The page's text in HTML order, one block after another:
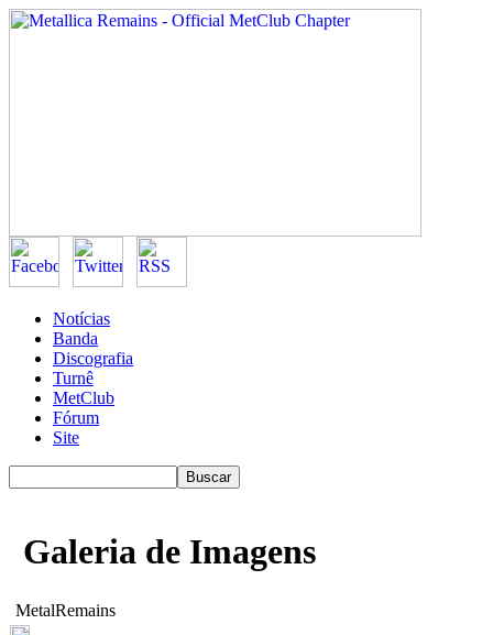
Notícias
Banda
Discografia
Turnê
MetClub
Fórum
Site
Galeria de Imagens
MetalRemains